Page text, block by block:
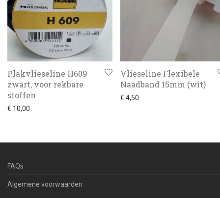
Plakvlieseline H609
zwart, voor rekbare
stoffen
€ 10,00
Vlieseline Flexibele
Naadband 15mm (wit)
€ 4,50
FAQs
Algemene voorwaarden